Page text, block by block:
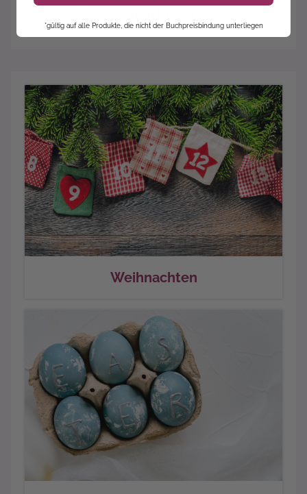
Weihnachten
*gültig auf alle Produkte, die nicht der Buchpreisbindung unterliegen